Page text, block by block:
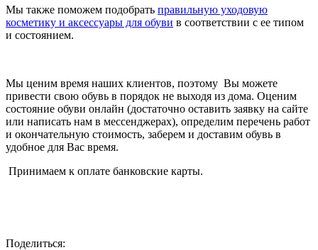
Мы также поможем подобрать правильную уходовую
косметику и аксессуары для обуви в соответствии с ее типом
и состоянием.
Мы ценим время наших клиентов, поэтому Вы можете
привести свою обувь в порядок не выходя из дома. Оценим
состояние обуви онлайн (достаточно оставить заявку на сайте
или написать нам в мессенджерах), определим перечень работ
и окончательную стоимость, заберем и доставим обувь в
удобное для Вас время.
Принимаем к оплате банковские карты.
Поделиться: